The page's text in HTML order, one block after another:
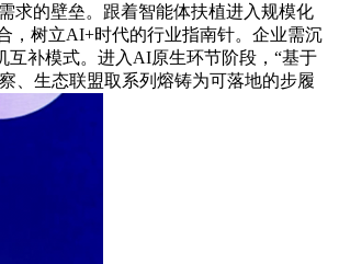
求的壁垒。跟着智能体扶植进入规模化
，树立AI+时代的行业指南针。企业需沉
互补模式。进入AI原生环节阶段，“基于
、生态联盟取系列熔铸为可落地的步履